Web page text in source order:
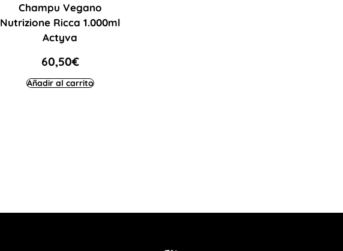
Champu Vegano
Nutrizione Ricca 1.000ml
Actyva
60,50€
Añadir al carrito